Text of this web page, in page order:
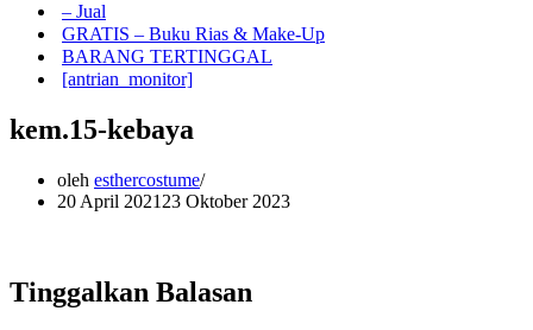
– Jual
GRATIS – Buku Rias & Make-Up
BARANG TERTINGGAL
[antrian_monitor]
kem.15-kebaya
oleh esthercostume
20 April 2021 23 Oktober 2023
Tinggalkan Balasan